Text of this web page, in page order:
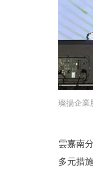
璨揚企業
雲嘉南
多元措